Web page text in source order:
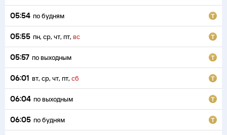
05:54 по будням
05:55 пн, ср, чт, пт, вс
05:57 по выходным
06:01 вт, ср, чт, пт, сб
06:04 по выходным
06:05 по будням